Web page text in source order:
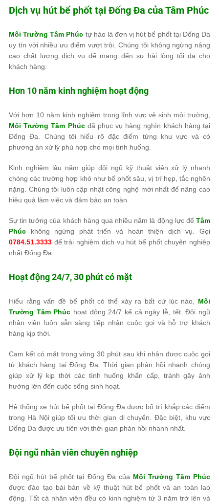
Dịch vụ hút bể phốt tại Đống Đa của Tâm Phúc
Môi Trường Tâm Phúc tự hào là đơn vị hút bể phốt tại Đống Đa
uy tín với nhiều ưu điểm vượt trội. Chúng tôi không ngừng nâng
cao chất lượng dịch vụ để mang đến sự hài lòng tối đa cho
khách hàng.
Hơn 10 năm kinh nghiệm hoạt động
Với hơn 10 năm kinh nghiệm trong lĩnh vực vệ sinh môi trường,
Môi Trường Tâm Phúcđã phục vụ hàng nghìn khách hàng tại
Đống Đa. Chúng tôi hiểu rõ đặc điểm từng khu vực và có
phương án xử lý phù hợp cho mọi tình huống.
Kinh nghiệm lâu năm giúp đội ngũ kỹ thuật viên xử lý nhanh
chóng các trường hợp khó như bể phốt sâu, vị trí hẹp, tắc nghẽn
nặng. Chúng tôi luôn cập nhật công nghệ mới nhất để nâng cao
hiệu quả làm việc và đảm bảo an toàn.
Sự tin tưởng của khách hàng qua nhiều năm là động lực để Tâm
Phúc không ngừng phát triển và hoàn thiện dịch vụ. Gọi
0784.51.3333 để trải nghiệm dịch vụ hút bể phốt chuyên nghiệp
nhất Đống Đa.
Hoạt động 24/7, 30 phút có mặt
Hiểu rằng vấn đề bể phốt có thể xảy ra bất cứ lúc nào, Môi
Trường Tâm Phúc hoạt động 24/7 kể cả ngày lễ, tết. Đội ngũ
nhân viên luôn sẵn sàng tiếp nhận cuộc gọi và hỗ trợ khách
hàng kịp thời.
Cam kết có mặt trong vòng 30 phút sau khi nhận được cuộc gọi
từ khách hàng tại Đống Đa. Thời gian phản hồi nhanh chóng
giúp xử lý kịp thời các tình huống khẩn cấp, tránh gây ảnh
hưởng lớn đến cuộc sống sinh hoạt.
Hệ thống xe hút bể phốt tại Đống Đa được bố trí khắp các điểm
trong Hà Nội giúp tối ưu thời gian di chuyển. Đặc biệt, khu vực
Đống Đa được ưu tiên với thời gian phản hồi nhanh nhất.
Đội ngũ nhân viên chuyên nghiệp
Đội ngũ hút bể phốt tại Đống Đa của Môi Trường Tâm Phúc
được đào tạo bài bản về kỹ thuật hút bể phốt và an toàn lao
động. Tất cả nhân viên đều có kinh nghiệm từ 3 năm trở lên và